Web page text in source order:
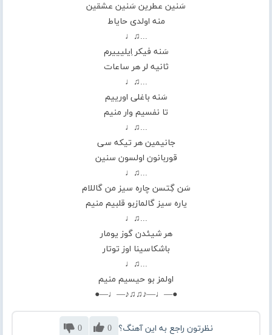
سَنین عطرین سَنین عشقین
منه اولدی حایاط
...♫♩
سَنه فیکر اِیلیییرم
ثانیه لر هر ساعات
...♫♩
سَنه باغلی اورییم
تا نفسیم وار منیم
...♫♩
جانیمین هر تیکه سی
قوربانون اولسون سنین
...♫♩
سَن گِتسن چاره سیز من گاللام
یاره سیز گالمازبو قلبیم منیم
...♫♩
هر شیئدن گوز یومار
باشکاسینا اوز توتار
...♫♩
اولمز بو حیسیم منیم
●—♩—♪♫♫♪—♩—●
نظرتون راجع به این آهنگ؟ 0
0